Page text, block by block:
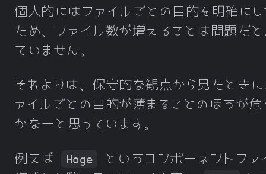
個人的にはファイルごとの目的を明確に
ため、ファイル数が増えることは問題だと
ていません。
それよりは、保守的な観点から見たとき
ァイルごとの目的が薄まることのほうが危
かなーと思っています。
例えば Hoge
というコンポーネントファ